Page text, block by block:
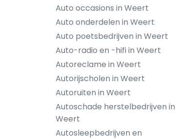
Auto occasions in Weert
Auto onderdelen in Weert
Auto poetsbedrijven in Weert
Auto-radio en -hifi in Weert
Autoreclame in Weert
Autorijscholen in Weert
Autoruiten in Weert
Autoschade herstelbedrijven in
Weert
Autosleepbedrijven en